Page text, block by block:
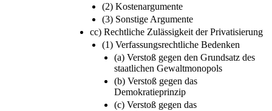
(2) Kostenargumente
(3) Sonstige Argumente
cc) Rechtliche Zulässigkeit der Privatisierung
(1) Verfassungsrechtliche Bedenken
(a) Verstoß gegen den Grundsatz des
staatlichen Gewaltmonopols
(b) Verstoß gegen das
Demokratieprinzip
(c) Verstoß gegen das